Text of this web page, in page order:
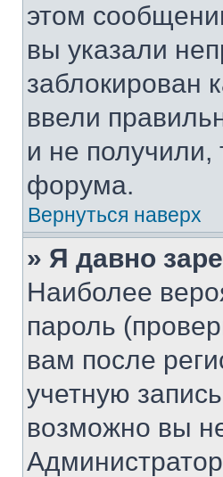
этом
вы указали
заблокирован
ввели
и не
форума.
Вернуться наверх
» Я давно
Наиболее
пароль
вам после
учетную
возможно вы